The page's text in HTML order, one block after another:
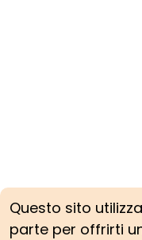
Questo sito
parte per offrirti